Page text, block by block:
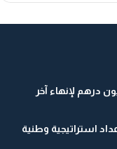
سينا الجديد بالرباط: 24 مليون درهم لإنهاء آخر
استراتيجية وطنية